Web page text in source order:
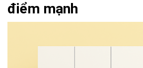
điểm mạnh